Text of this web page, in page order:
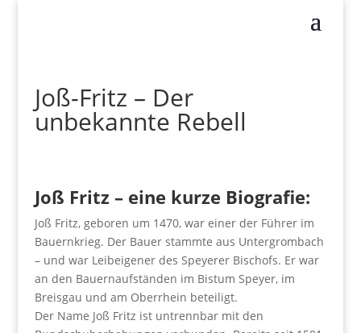
Joß-Fritz – Der
unbekannte Rebell
Joß Fritz – eine kurze Biografie:
Joß Fritz, geboren um 1470, war einer der Führer im
Bauernkrieg. Der Bauer stammte aus Untergrombach
– und war Leibeigener des Speyerer Bischofs. Er war
an den Bauernaufständen im Bistum Speyer, im
Breisgau und am Oberrhein beteiligt.
Der Name Joß Fritz ist untrennbar mit den